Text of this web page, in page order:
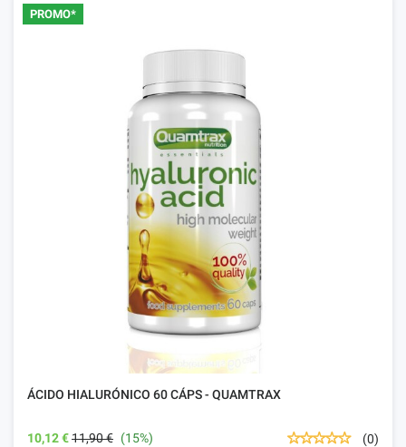
PROMO*
ÁCIDO HIALURÓNICO 60 CÁPS - QUAMTRAX
10,12 €11,90 € (15%) (0)